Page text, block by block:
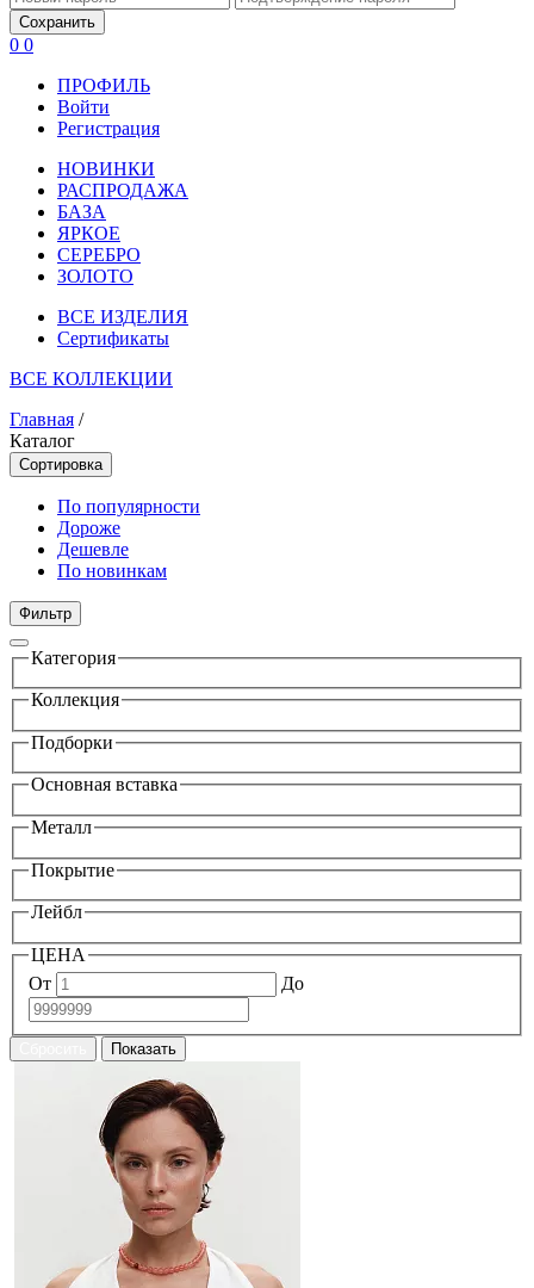
Сохранить
0 0
ПРОФИЛЬ
Войти
Регистрация
НОВИНКИ
РАСПРОДАЖА
БАЗА
ЯРКОЕ
СЕРЕБРО
ЗОЛОТО
ВСЕ ИЗДЕЛИЯ
Сертификаты
ВСЕ КОЛЛЕКЦИИ
Главная /
Каталог
Сортировка
По популярности
Дороже
Дешевле
По новинкам
Фильтр
Категория
Коллекция
Подборки
Основная вставка
Металл
Покрытие
Лейбл
ЦЕНА
От
До